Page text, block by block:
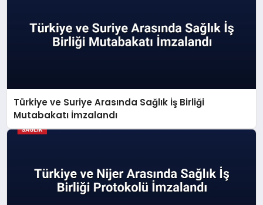
Türkiye ve Suriye Arasında Sağlık İş Birliği
Mutabakatı İmzalandı